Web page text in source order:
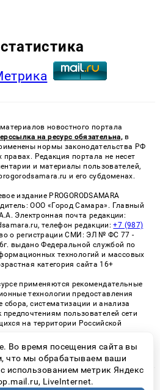
новостного портала
на ресурс обязательна, в
нормы законодательства РФ
Редакция портала не несет
и материалы пользователей,
и его субдоменах.
издание PROGORODSAMARA
ООО «Город Самара». Главный
Электронная почта редакции:
телефон редакции:+7 (987)
о регистрации СМИ: ЭЛ № ФС 77 -
выдано Федеральной службой по
технологий и массовых
категория сайта 16+
применяются рекомендательные
технологии предоставления
систематизации и анализа
предпочтениям пользователей сети
на территории Российской
применения рекомендательных
обменной сети
«СМИ2» (PDF)
| Все права защищены
Во время посещения сайта вы
что мы обрабатываем ваши
использованием метрик Яндекс
LiveInternet.